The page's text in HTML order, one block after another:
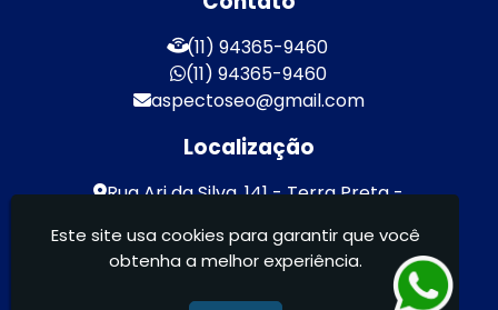
(11) 94365-9460
(11) 94365-9460
aspectoseo@gmail.com
Localização
Rua Ari da Silva, 141 - Terra Preta -
Aspecto Comunicação Visual Ltda -
Este site usa cookies para garantir que você
obtenha a melhor experiência.